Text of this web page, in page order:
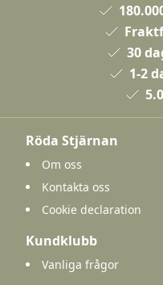
30
1-2
Röda Stjärnan
Om oss
Kontakta oss
Cookie declaration
Kundklubb
Vanliga frågor